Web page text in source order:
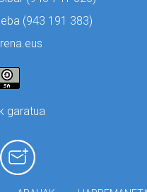
(943 191 383)
garatua